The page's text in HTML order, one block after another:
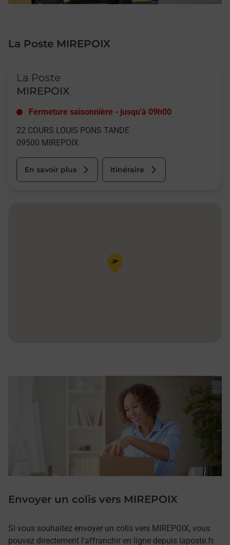
La Poste MIREPOIX
La Poste
MIREPOIX
Fermeture saisonnière - jusqu'à 09h00
22 COURS LOUIS PONS TANDE
09500 MIREPOIX
En savoir plus Itinéraire
Pin de la carte
Envoyer un colis vers MIREPOIX
Si vous souhaitez envoyer un colis vers MIREPOIX, vous
pouvez directement l'affranchir en ligne depuis laposte.fr.